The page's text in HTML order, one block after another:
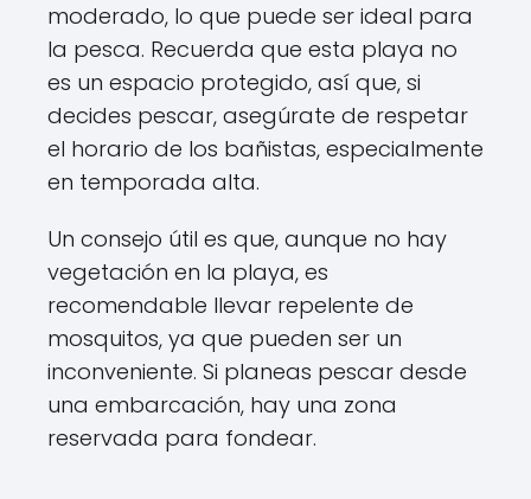
moderado, lo que puede ser ideal para
la pesca. Recuerda que esta playa no
es un espacio protegido, así que, si
decides pescar, asegúrate de respetar
el horario de los bañistas, especialmente
en temporada alta.
Un consejo útil es que, aunque no hay
vegetación en la playa, es
recomendable llevar repelente de
mosquitos, ya que pueden ser un
inconveniente. Si planeas pescar desde
una embarcación, hay una zona
reservada para fondear.